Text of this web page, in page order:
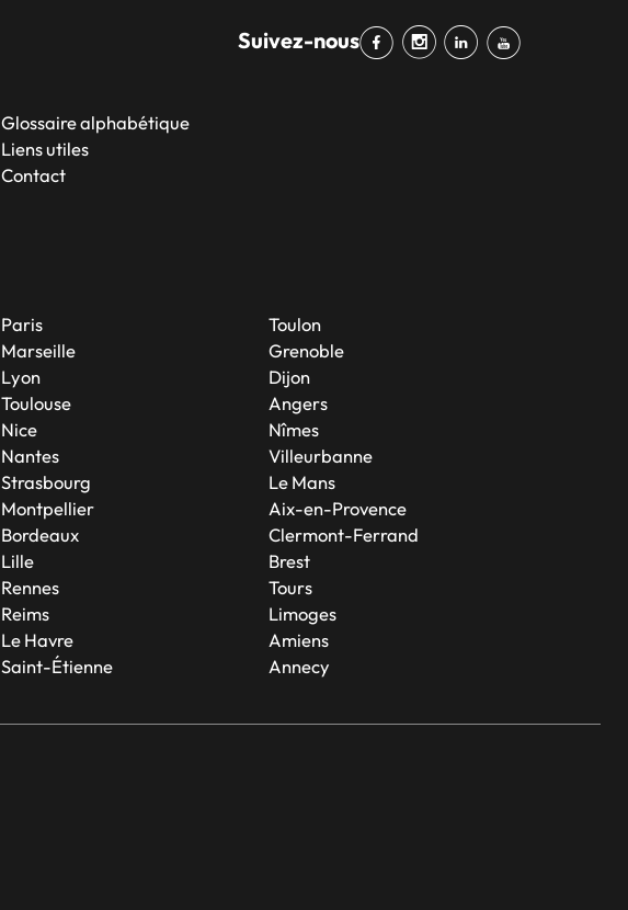
Suivez-nous
Glossaire alphabétique
Liens utiles
Contact
Paris
Marseille
Lyon
Toulouse
Nice
Nantes
Strasbourg
Montpellier
Bordeaux
Lille
Rennes
Reims
Le Havre
Saint-Étienne
Toulon
Grenoble
Dijon
Angers
Nîmes
Villeurbanne
Le Mans
Aix-en-Provence
Clermont-Ferrand
Brest
Tours
Limoges
Amiens
Annecy